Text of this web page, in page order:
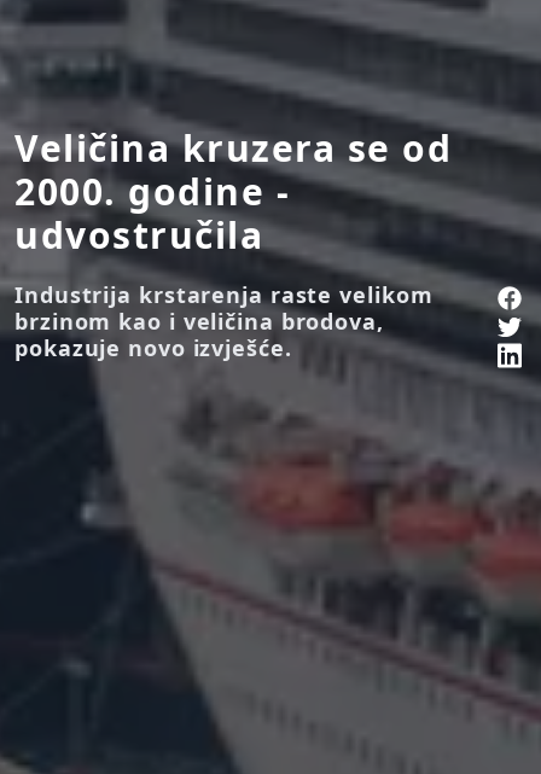
Veličina kruzera se od
2000. godine -
udvostručila
Industrija krstarenja raste velikom
brzinom kao i veličina brodova,
pokazuje novo izvješće.